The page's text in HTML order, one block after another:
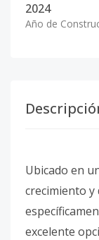
2024
Año de
Ubicado en
crecimiento y
excelente